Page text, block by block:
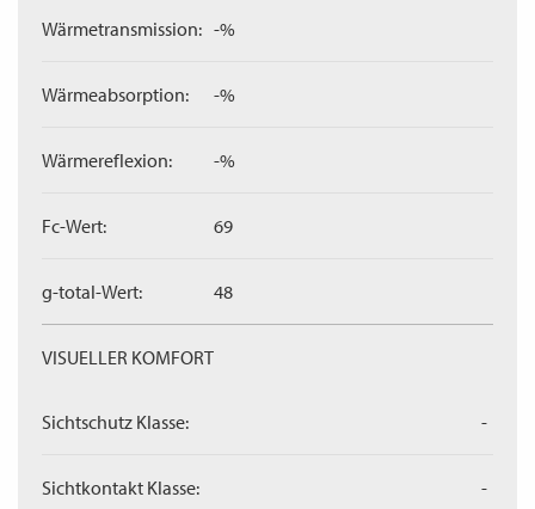
Wärmetransmission: -%
Wärmeabsorption: -%
Wärmereflexion: -%
Fc-Wert: 69
g-total-Wert: 48
VISUELLER KOMFORT
Sichtschutz Klasse: -
Sichtkontakt Klasse: -